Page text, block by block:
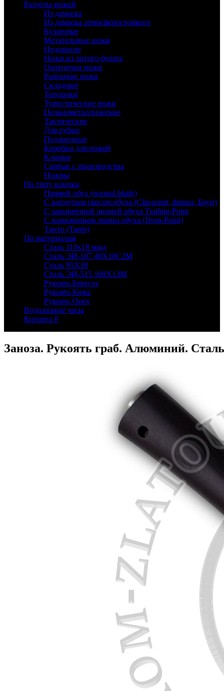
Разделы ножей
Из дамаска
Из дамаска атмосферостойкого
Кухонные
Метательные ножи
Недорогие
Ножи из литого булата
Охотничьи ножи
Рыбацкие ножи
Складные
Топорики
Туристические ножи
Цельнометаллические
Тактические
Для рубки
Подарочные
Коробки для ножей
Клинки
Снятые с производства
Ножны
По типу клинка
Прямой обух (normal-blade)
С вогнутым скосом обуха (Clip-point, финка, Боуи)
С завышенной линией обуха Trailing-Point
С понижением линии обуха (Drop-Point)
Танто (Tanto)
По материалам
Сталь 110х18 мшд
Сталь ЭИ-107 40Х10С2М
Сталь 95Х18
Сталь ЭИ-515 100Х13М
Рукоять Береста
Рукоять Кожа
Рукоять Орех
Водолазные часы
Корзина 0
Заноза. Рукоять граб. Алюминий.